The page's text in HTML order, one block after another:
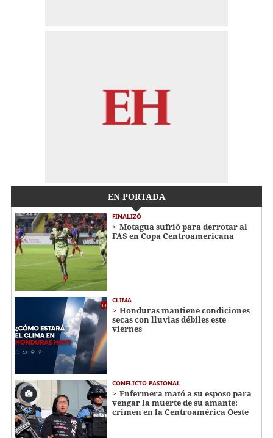
EN PORTADA
FINALIZÓ
Motagua sufrió para derrotar al
FAS en Copa Centroamericana
CLIMA
Honduras mantiene condiciones
secas con lluvias débiles este
viernes
CONFLICTO PASIONAL
Enfermera mató a su esposo para
vengar la muerte de su amante:
crimen en la Centroamérica Oeste